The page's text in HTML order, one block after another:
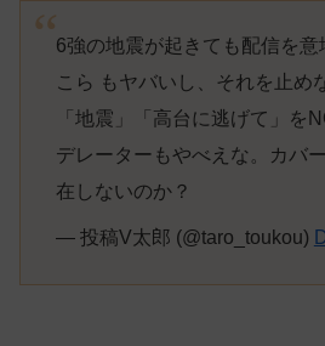
6強の地震が起きても配信を
こら もヤバいし、それを止め
「地震」「高台に逃げて」を
デレーターもやべえな。カバ
在しないのか？
— 投稿V太郎 (@taro_toukou)